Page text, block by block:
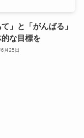
て」と「がんばる」
的な目標を
月25日